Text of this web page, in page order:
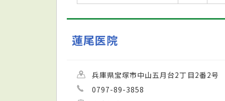
蓮尾医院
兵庫県宝塚市中山五月台2丁目2番2号
0797-89-3858